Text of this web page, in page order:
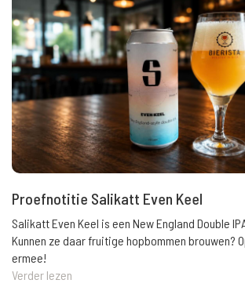
Proefnotitie Salikatt Even Keel
Salikatt Even Keel is een New England Double
Kunnen ze daar fruitige hopbommen brouwen?
ermee!
Verder lezen